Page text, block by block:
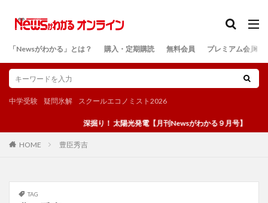
「Newsがわかる」とは？ 購入・定期購読 無料会員 プレミアム会員
中学受験 疑問氷解 スクールエコノミスト2026
深掘り！ 太陽光発電【月刊Newsがわかる９月号】
HOME 豊臣秀吉
TAG
検索